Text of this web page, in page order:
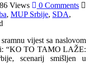
Views
0 Comments
, MUP Srbije, SDA,
vijest sa naslovom
“KO TO TAMO LAŽE:
scenarij smišljen u